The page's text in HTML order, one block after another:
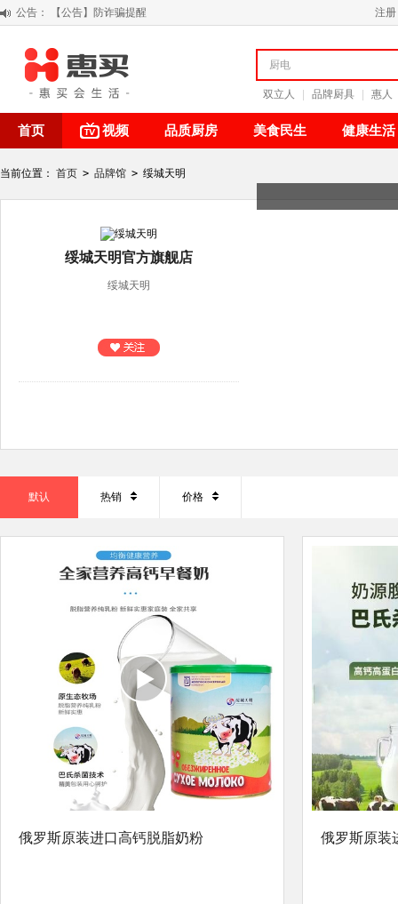
公告：
【公告】防诈骗提醒
阳春三月 惠买带你感受第一颗黄果柑的清新甘甜
关于假冒我公司“惠买小程序“的声明
注册
双立人 品牌厨具 惠人
首页 视频 品质厨房 美食民生 健康生活
当前位置： 首页 > 品牌馆 > 绥城天明
绥城天明官方旗舰店
绥城天明
默认 热销 价格
俄罗斯原装进口高钙脱脂奶粉 俄罗斯原装